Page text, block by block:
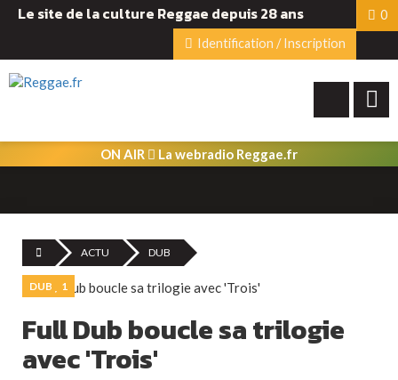
Le site de la culture Reggae depuis 28 ans
0
Identification / Inscription
ON AIR La webradio Reggae.fr
ACTU DUB
DUB 1
Full Dub boucle sa trilogie
avec 'Trois'